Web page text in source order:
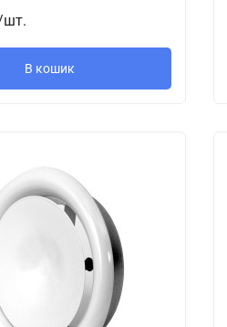
шт.
В кошик